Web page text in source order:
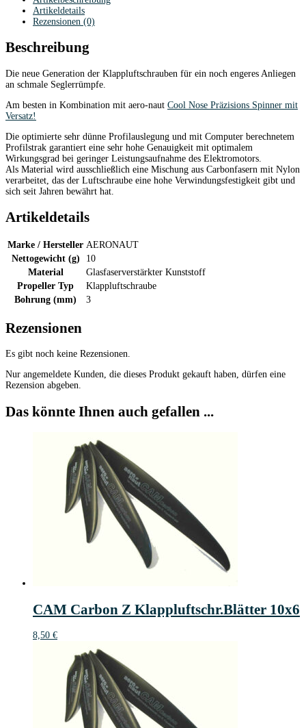
Artikeldetails
Rezensionen (0)
Beschreibung
Die neue Generation der Klappluftschrauben für ein noch engeres Anliegen
an schmale Seglerrümpfe.
Am besten in Kombination mit aero-naut Cool Nose Präzisions Spinner mit
Versatz!
Die optimierte sehr dünne Profilauslegung und mit Computer berechnetem
Profilstrak garantiert eine sehr hohe Genauigkeit mit optimalem
Wirkungsgrad bei geringer Leistungsaufnahme des Elektromotors.
Als Material wird ausschließlich eine Mischung aus Carbonfasern mit Nylon
verarbeitet, das der Luftschraube eine hohe Verwindungsfestigkeit gibt und
sich seit Jahren bewährt hat.
Artikeldetails
Marke / Hersteller AERONAUT
Nettogewicht (g)
10
Material
Glasfaserverstärkter Kunststoff
Propeller Typ
Klappluftschraube
Bohrung (mm)
3
Rezensionen
Es gibt noch keine Rezensionen.
Nur angemeldete Kunden, die dieses Produkt gekauft haben, dürfen eine
Rezension abgeben.
Das könnte Ihnen auch gefallen ...
CAM Carbon Z Klappluftschr.Blätter 10x6
8,50 €